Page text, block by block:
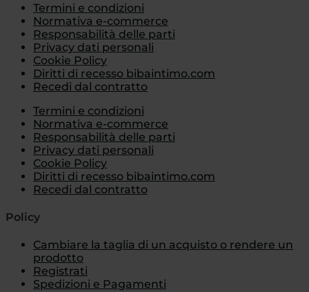
Termini e condizioni
Normativa e-commerce
Responsabilità delle parti
Privacy dati personali
Cookie Policy
Diritti di recesso bibaintimo.com
Recedi dal contratto
Termini e condizioni
Normativa e-commerce
Responsabilità delle parti
Privacy dati personali
Cookie Policy
Diritti di recesso bibaintimo.com
Recedi dal contratto
Policy
Cambiare la taglia di un acquisto o rendere un
prodotto
Registrati
Spedizioni e Pagamenti